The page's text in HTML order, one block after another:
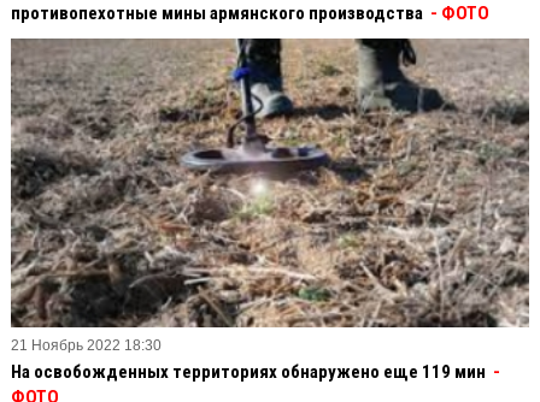
противопехотные мины армянского производства - ФОТО
21 Ноябрь 2022 18:30
На освобожденных территориях обнаружено еще 119 мин -
ФОТО